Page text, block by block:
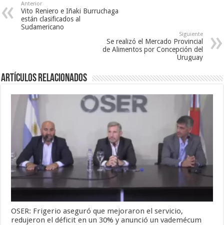
Anterior
Vito Reniero e Iñaki Burruchaga
están clasificados al
Sudamericano
Siguiente
Se realizó el Mercado Provincial
de Alimentos por Concepción del
Uruguay
Artículos Relacionados
OSER: Frigerio aseguró que mejoraron el servicio,
redujeron el déficit en un 30% y anunció un vademécum